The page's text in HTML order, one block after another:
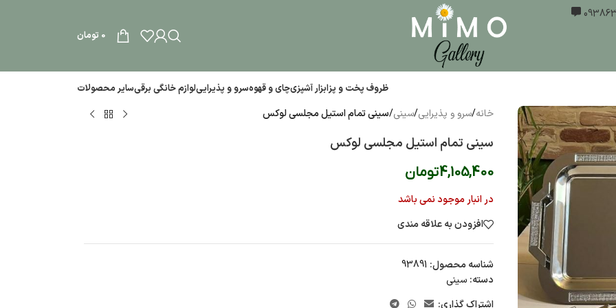
0 تومان
ظروف پخت و پزابزار آشپزیچای و قهوهسرو و پذیراییلوازم خانگی برقیسایر محصولات
خانه/سرو و پذیرایی/سینی/سینی تمام استیل مجلسی لوکس
سینی تمام استیل مجلسی لوکس
4,105,400تومان
در انبار موجود نمی باشد
افزودن به علاقه مندی
شناسه محصول: 93891
دسته: سینی
اشتراک گذاری: